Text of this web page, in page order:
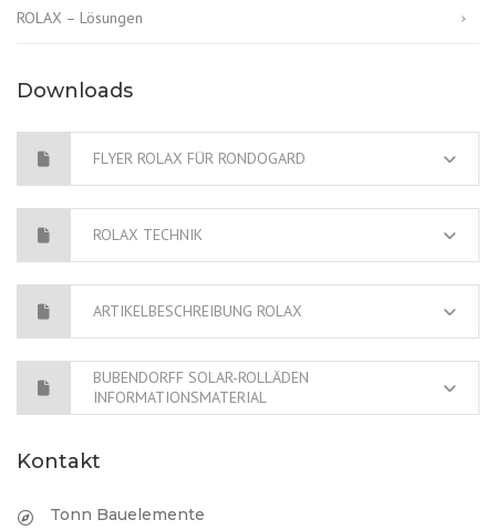
ROLAX – Lösungen
Downloads
FLYER ROLAX FÜR RONDOGARD
ROLAX TECHNIK
ARTIKELBESCHREIBUNG ROLAX
BUBENDORFF SOLAR-ROLLÄDEN
INFORMATIONSMATERIAL
Kontakt
Tonn Bauelemente